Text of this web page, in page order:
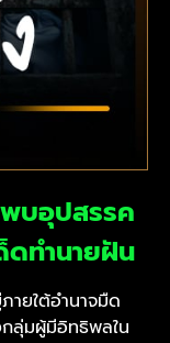
พบอุปสรรค
ดทำนายฝัน
ายใต้อำนาจมืด
ลุ่มผู้มีอิทธิพลใน